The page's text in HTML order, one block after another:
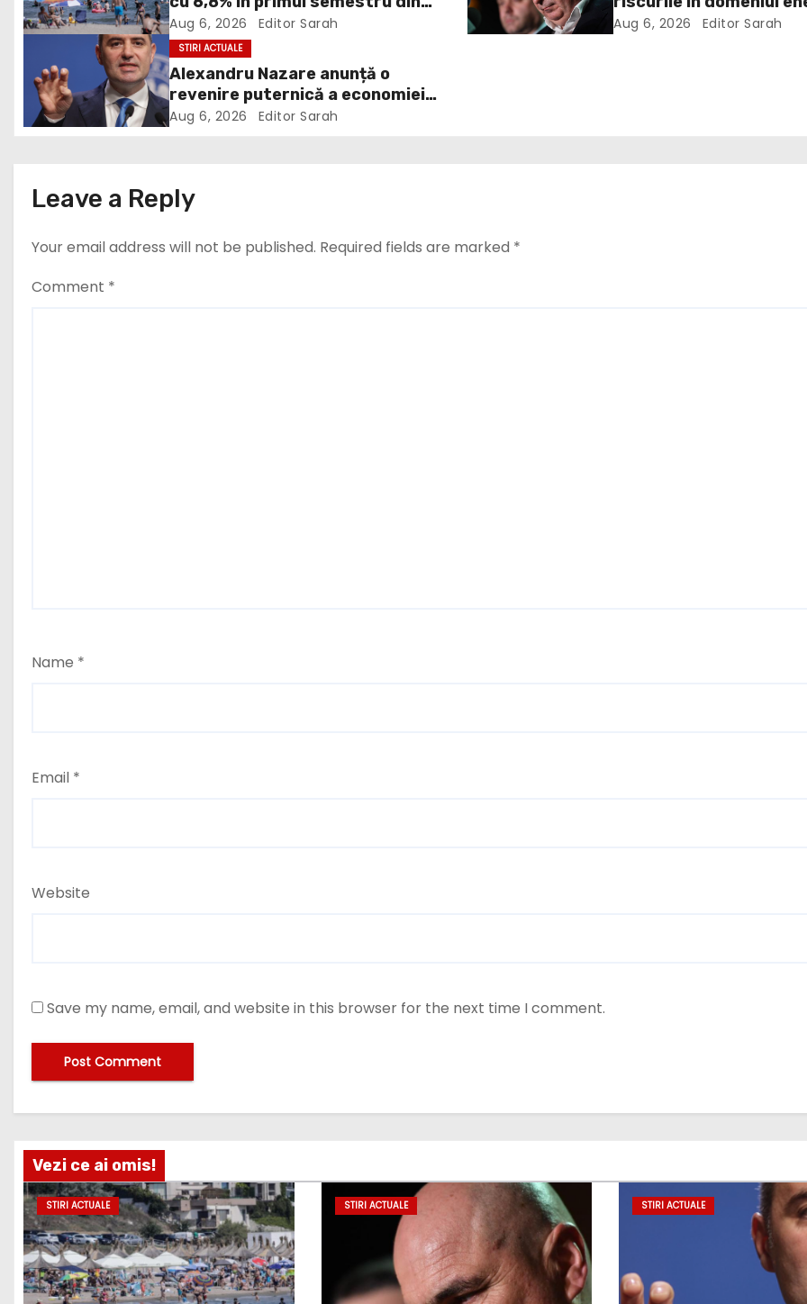
v
g
i
o
n
2026
Aug 6, 2026 Editor Sarah
electrice. Ce a decis
Aug 6, 2026 Editor Sarah
STIRI ACTUALE
Alexandru Nazare anunță o
revenire puternică a economiei
în 2027: Inflația va scădea,
Aug 6, 2026 Editor Sarah
Leave a Reply
Your email address will not be published. Required fields are marked *
Comment *
Name *
Email *
Website
Save my name, email, and website in this browser for the next time I comment.
Vezi ce ai omis!
STIRI ACTUALE STIRI ACTUALE STIRI ACTUALE